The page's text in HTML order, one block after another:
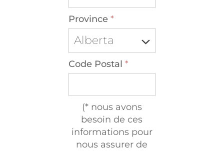
Province *
Code Postal *
(* nous avons
besoin de ces
informations pour
nous assurer de